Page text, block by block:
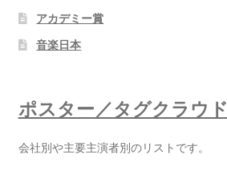
アカデミー賞
音楽日本
ポスター／タグクラウド
会社別や主要主演者別のリストです。